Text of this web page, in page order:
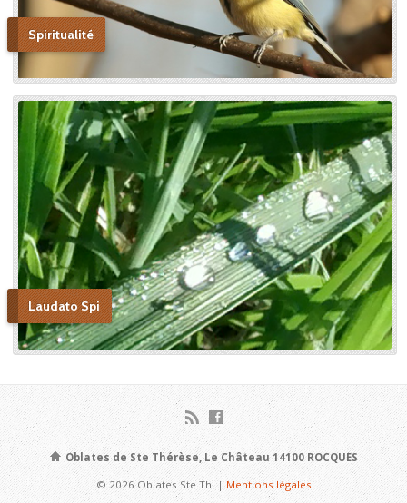
Spiritualité
Laudato Spi
Oblates de Ste Thérèse, Le Château 14100 ROCQUES
© 2026 Oblates Ste Th. | Mentions légales